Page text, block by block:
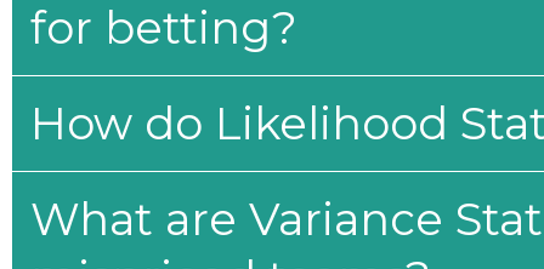
for betting?
How do Likelihood
What are Variance